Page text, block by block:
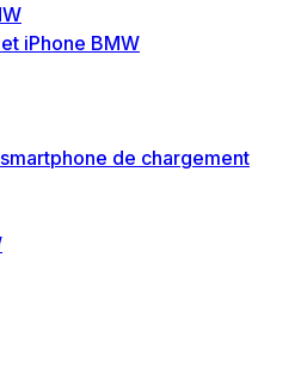
iPhone BMW
de chargement